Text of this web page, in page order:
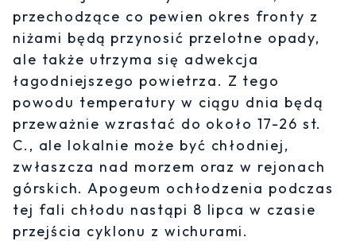
przechodzące co pewien okres fronty z
niżami będą przynosić przelotne opady,
ale także utrzyma się adwekcja
łagodniejszego powietrza. Z tego
powodu temperatury w ciągu dnia będą
przeważnie wzrastać do około 17-26 st.
C., ale lokalnie może być chłodniej,
zwłaszcza nad morzem oraz w rejonach
górskich. Apogeum ochłodzenia podczas
tej fali chłodu nastąpi 8 lipca w czasie
przejścia cyklonu z wichurami.